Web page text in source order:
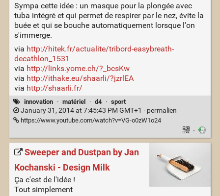
Sympa cette idée : un masque pour la plongée avec
tuba intégré et qui permet de respirer par le nez, évite la
buée et qui se bouche automatiquement lorsque l'on
s'immerge.
via http://hitek.fr/actualite/tribord-easybreath-
decathlon_1531
via http://links.yome.ch/?_bcsKw
via http://ithake.eu/shaarli/?jzrlEA
via http://shaarli.fr/
innovation · matériel · d4 · sport
January 31, 2014 at 7:45:43 PM GMT+1 · permalien
https://www.youtube.com/watch?v=VG-o0zW1o24
·
Sweeper and Dustpan by Jan
Kochanski - Design Milk
Ça c'est de l'idée !
Tout simplement